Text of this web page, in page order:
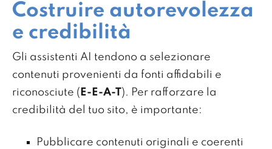
Costruire autorevolezza
e credibilità
Gli assistenti AI tendono a selezionare
contenuti provenienti da fonti affidabili e
riconosciute ( E-E-A-T). Per rafforzare la
credibilità del tuo sito, è importante:
Pubblicare contenuti originali e coerenti